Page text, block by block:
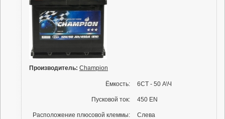
Производитель: Champion
Ёмкость: 6СТ - 50 А\Ч
Пусковой ток: 450 EN
Расположение плюсовой клеммы: Слева